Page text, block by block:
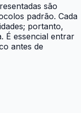
são
padrão. Cada
portanto,
É essencial entrar
antes de